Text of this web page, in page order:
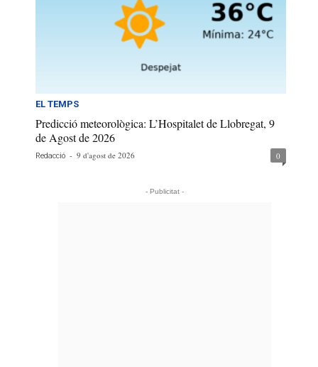
EL TEMPS
Predicció meteorològica: L’Hospitalet de Llobregat, 9
de Agost de 2026
Redacció - 9 d'agost de 2026 0
- Publicitat -